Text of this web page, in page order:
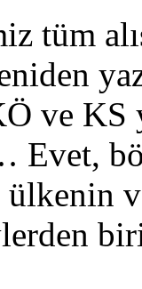
tüm
ve KS
Evet,